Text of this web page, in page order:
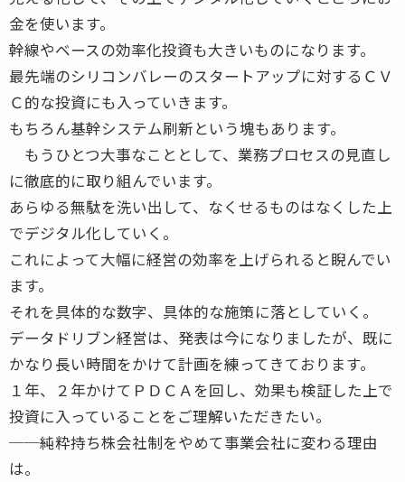
金を使います。
幹線やベースの効率化投資も大きいものになります。
最先端のシリコンバレーのスタートアップに対するＣＶ
Ｃ的な投資にも入っていきます。
もちろん基幹システム刷新という塊もあります。
もうひとつ大事なこととして、業務プロセスの見直し
に徹底的に取り組んでいます。
あらゆる無駄を洗い出して、なくせるものはなくした上
でデジタル化していく。
これによって大幅に経営の効率を上げられると睨んでい
ます。
それを具体的な数字、具体的な施策に落としていく。
データドリブン経営は、発表は今になりましたが、既に
かなり長い時間をかけて計画を練ってきております。
１年、２年かけてＰＤＣＡを回し、効果も検証した上で
投資に入っていることをご理解いただきたい。
──純粋持ち株会社制をやめて事業会社に変わる理由
は。